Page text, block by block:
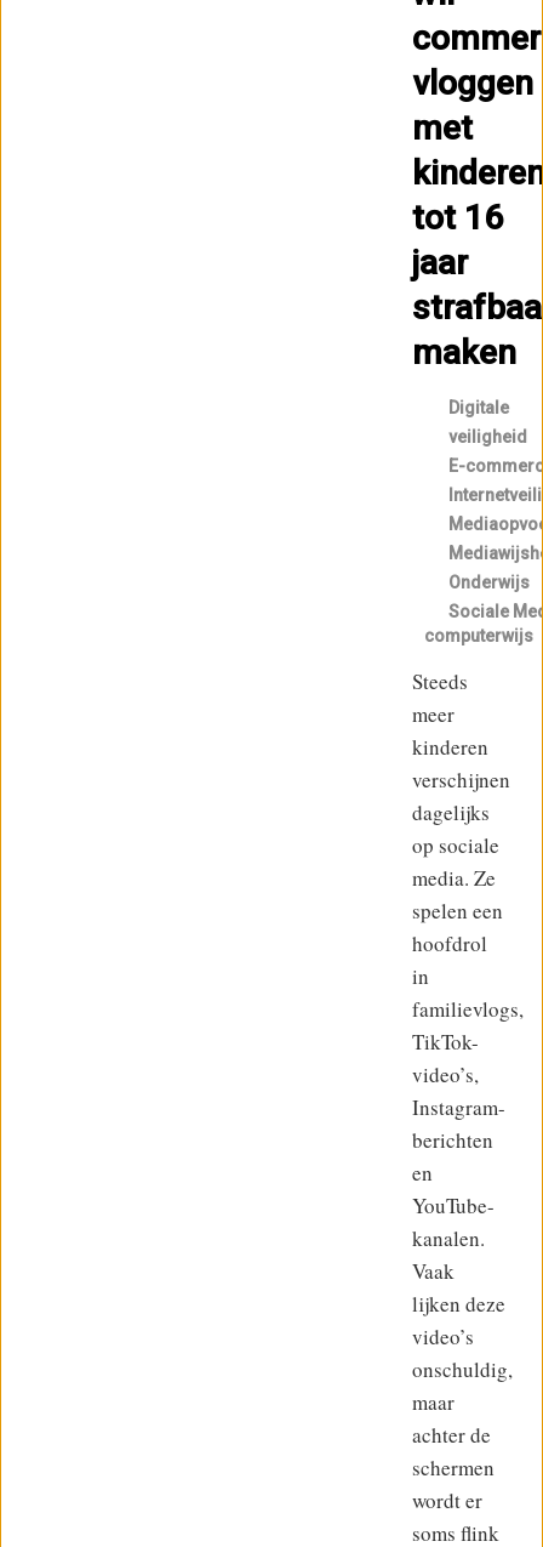
vloggen
met
tot 16
jaar
maken
Digitale
veiligheid
E-
Onderwijs
Sociale
computerwijs
Steeds
meer
kinderen
verschijnen
dagelijks
op sociale
media. Ze
spelen een
hoofdrol
in
familievlogs,
TikTok-
video’s,
Instagram-
berichten
en
YouTube-
kanalen.
Vaak
lijken deze
video’s
onschuldig,
maar
achter de
schermen
wordt er
soms flink